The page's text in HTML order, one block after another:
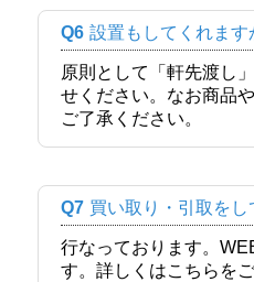
Q6 設置もしてくれます
原則として「軒先渡し
せください。なお商品
ご了承ください。
Q7 買い取り・引取をし
行なっております。
す。詳しくはこちらを